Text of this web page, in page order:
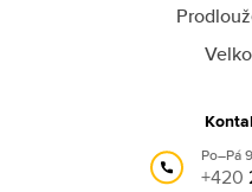
Po–Pá
+420